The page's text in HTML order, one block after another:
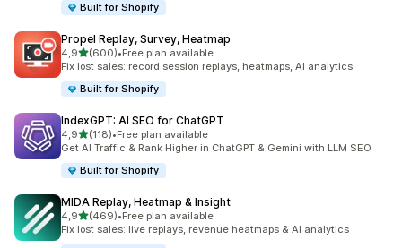
Built for Shopify
Propel Replay, Survey, Heatmap
4,9na 5 gwiazdek
(600)
Łączna liczba recenzji: 600
•Free plan available
Fix lost sales: record session replays, heatmaps, AI analytics
Built for Shopify
IndexGPT: AI SEO for ChatGPT
4,9na 5 gwiazdek
(118)
Łączna liczba recenzji: 118
•Free plan available
Get AI Traffic & Rank Higher in ChatGPT & Gemini with LLM SEO
Built for Shopify
MIDA Replay, Heatmap & Insight
4,9na 5 gwiazdek
(469)
Łączna liczba recenzji: 469
•Free plan available
Fix lost sales: live replays, revenue heatmaps & AI analytics